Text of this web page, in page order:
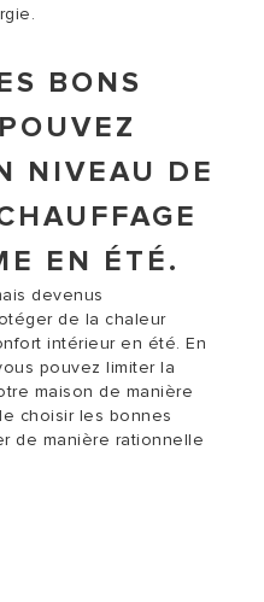
BONS
NIVEAU DE
EN ÉTÉ.
devenus
de la chaleur
intérieur en été. En
pouvez limiter la
maison de manière
choisir les bonnes
de manière rationnelle